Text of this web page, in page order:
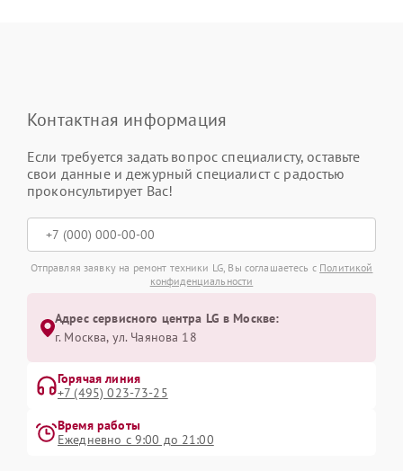
Контактная информация
Если требуется задать вопрос специалисту, оставьте
свои данные и дежурный специалист с радостью
проконсультирует Вас!
Отправляя заявку на ремонт техники LG, Вы соглашаетесь с Политикой
конфиденциальности
Адрес сервисного центра LG в Москве:
г. Москва, ул. Чаянова 18
Горячая линия
+7 (495) 023-73-25
Время работы
Ежедневно с 9:00 до 21:00